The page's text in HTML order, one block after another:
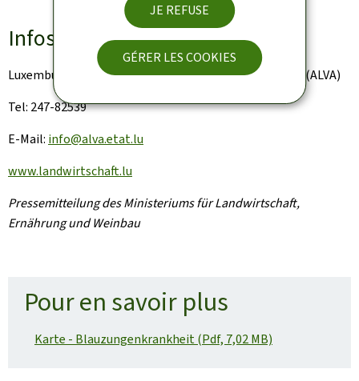
JE REFUSE
GÉRER LES COOKIES
Infos:
Luxemburger Veterinär- und Lebensmittelverwaltung (ALVA)
Tel: 247-82539
E-Mail: info@alva.etat.lu
www.landwirtschaft.lu
Pressemitteilung des Ministeriums für Landwirtschaft,
Ernährung und Weinbau
Pour en savoir plus
Karte - Blauzungenkrankheit (Pdf, 7,02 MB)